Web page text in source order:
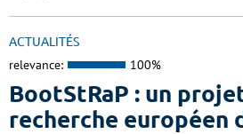
ACTUALITÉS
relevance: 100%
BootStRaP : un
recherche européen